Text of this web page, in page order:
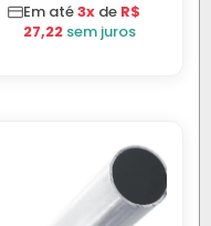
Em até3x de R$
27,22 sem juros